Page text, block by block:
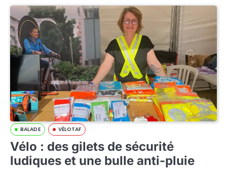
BALADE VÉLOTAF
Vélo : des gilets de sécurité
ludiques et une bulle anti-pluie